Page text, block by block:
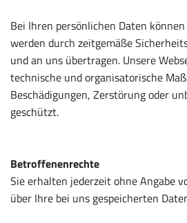
Bei Ihren persönlichen Daten
werden durch zeitgemäße
und an uns übertragen. Unsere
technische und organisatorische
Beschädigungen, Zerstörung oder
geschützt.
Betroffenenrechte
Sie erhalten jederzeit ohne Angabe
über Ihre bei uns gespeicherten